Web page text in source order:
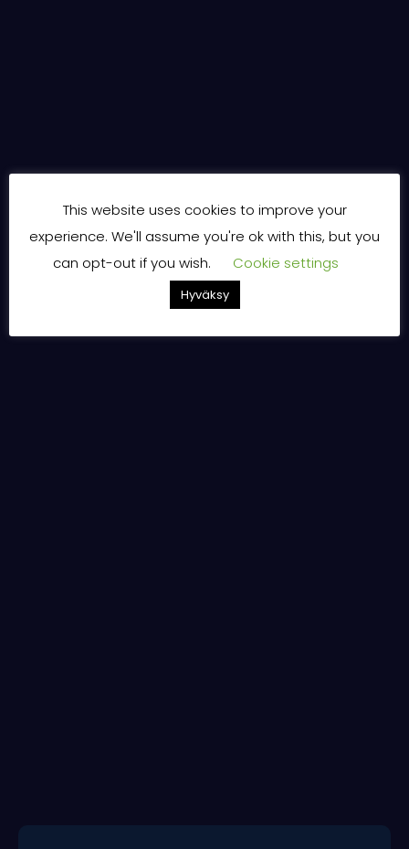
This website uses cookies to improve your
experience. We'll assume you're ok with this, but you
can opt-out if you wish.
Cookie settings
Hyväksy